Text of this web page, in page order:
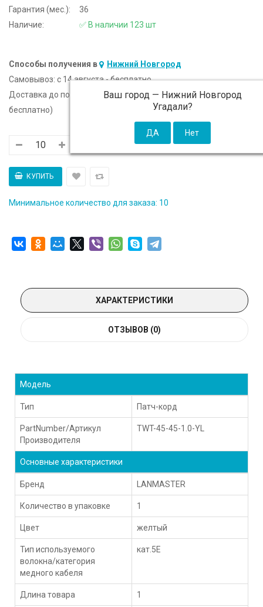
Гарантия (мес.):
36
Наличие:
✅ В наличии 123 шт
Способы получения в Нижний Новгород
Ваш город — Нижний Новгород
Угадали?
Самовывоз: c 14 августа - бесплатно
Доставка до подъезда:
c 14 августа - 300 ₽ (от 5 000 ₽
бесплатно)
Минимальное количество для заказа: 10
ХАРАКТЕРИСТИКИ
ОТЗЫВОВ (0)
Модель
Тип Патч-корд
PartNumber/Артикул
Производителя
TWT-45-45-1.0-YL
Основные характеристики
Бренд LANMASTER
Количество в упаковке 1
Цвет желтый
Тип используемого
волокна/категория
медного кабеля
кат.5E
Длина товара 1